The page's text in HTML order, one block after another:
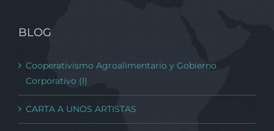
BLOG
Cooperativismo Agroalimentario y Gobierno
Corporativo (I)
CARTA A UNOS ARTISTAS